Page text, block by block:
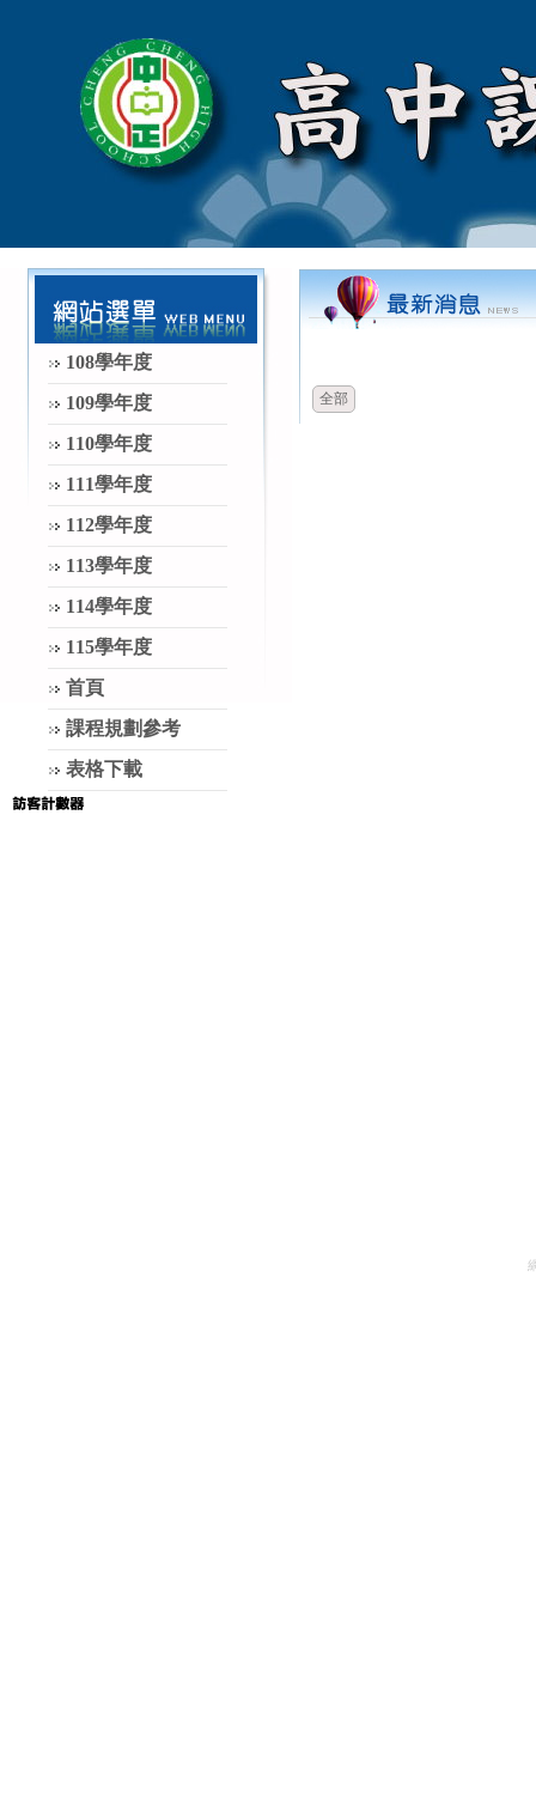
108學年度
109學年度
110學年度
111學年度
112學年度
113學年度
114學年度
115學年度
首頁
課程規劃參考
表格下載
全部